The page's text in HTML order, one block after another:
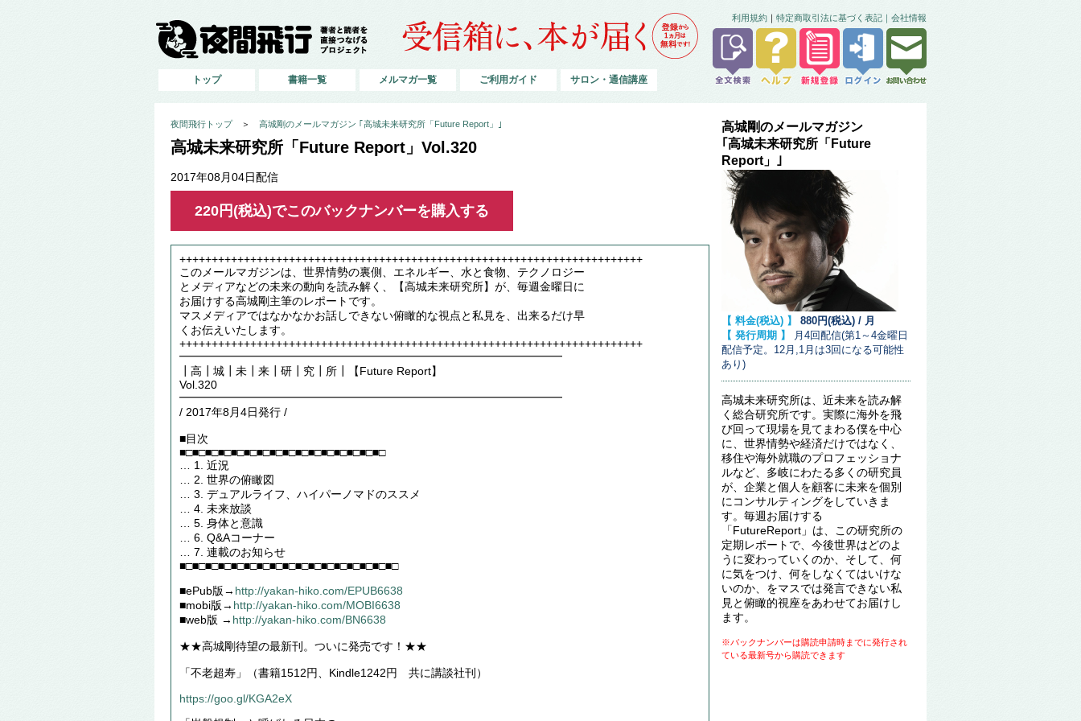
利用規約 ｜ 特定商取引法に基づく表記｜ 会社情報
トップ 書籍一覧 メルマガ一覧 ご利用ガイド サロン・通信講座
夜間飛行トップ＞ 高城剛のメールマガジン ｢高城未来研究所「Future Report」｣
高城未来研究所「Future Report」Vol.320
2017年08月04日配信
220円(税込)でこのバックナンバーを購入する
++++++++++++++++++++++++++++++++++++++++++++++++++++++++++++++++++++++++
このメールマガジンは、世界情勢の裏側、エネルギー、水と食物、テクノロジー
とメディアなどの未来の動向を読み解く、【高城未来研究所】が、毎週金曜日に
お届けする高城剛主筆のレポートです。
マスメディアではなかなかお話しできない俯瞰的な視点と私見を、出来るだけ早
くお伝えいたします。
++++++++++++++++++++++++++++++++++++++++++++++++++++++++++++++++++++++++
━━━━━━━━━━━━━━━━━━━━━━━━━━━━━━━━━━
┃高┃城┃未┃来┃研┃究┃所┃【Future Report】
Vol.320
━━━━━━━━━━━━━━━━━━━━━━━━━━━━━━━━━━
/ 2017年8月4日発行 /
■目次
■□■□■□■□■□■□■□■□■□■□■□■□■□■□■□■□
… 1. 近況
… 2. 世界の俯瞰図
… 3. デュアルライフ、ハイパーノマドのススメ
… 4. 未来放談
… 5. 身体と意識
… 6. Q&Aコーナー
… 7. 連載のお知らせ
■□■□■□■□■□■□■□■□■□■□■□■□■□■□■□■□■□
■ePub版→ http://yakan-hiko.com/EPUB6638
■mobi版→ http://yakan-hiko.com/MOBI6638
■web版 → http://yakan-hiko.com/BN6638
★★高城剛待望の最新刊。ついに発売です！★★
「不老超寿」（書籍1512円、Kindle1242円 共に講談社刊）
https://goo.gl/KGA2eX
高城剛のメールマガジン
｢高城未来研究所「Future
Report」｣
【 料金(税込) 】
880円(税込) / 月
【 発行周期 】
月4回配信(第1～4金曜日
配信予定。12月,1月は3回になる可能性
あり)
高城未来研究所は、近未来を読み解
く総合研究所です。実際に海外を飛
び回って現場を見てまわる僕を中心
に、世界情勢や経済だけではなく、
移住や海外就職のプロフェッショナ
ルなど、多岐にわたる多くの研究員
が、企業と個人を顧客に未来を個別
にコンサルティングをしていきま
す。毎週お届けする
「FutureReport」は、この研究所の
定期レポートで、今後世界はどのよ
うに変わっていくのか、そして、何
に気をつけ、何をしなくてはいけな
いのか、をマスでは発言できない私
見と俯瞰的視座をあわせてお届けし
ます。
※バックナンバーは購読申請時までに発行され
ている最新号から購読できます